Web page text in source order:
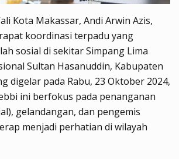
Kota Makassar, Andi Arwin Azis,
koordinasi terpadu yang
sosial di sekitar Simpang Lima
Sultan Hasanuddin, Kabupaten
digelar pada Rabu, 23 Oktober 2024,
ini berfokus pada penanganan
gelandangan, dan pengemis
menjadi perhatian di wilayah